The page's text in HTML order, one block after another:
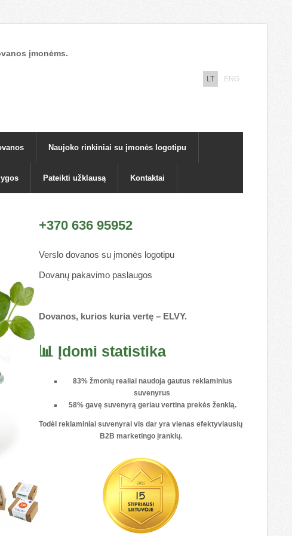
įmonėms.
LT ENG
Naujoko rinkiniai su įmonės logotipu
Pateikti užklausą Kontaktai
+370 636 95952
Verslo dovanos su įmonės logotipu
Dovanų pakavimo paslaugos
Dovanos, kurios kuria vertę – ELVY.
📊 Įdomi statistika
83% žmonių realiai naudoja gautus reklaminius
suvenyrus.
58% gavę suvenyrą geriau vertina prekės ženklą.
Todėl reklaminiai suvenyrai vis dar yra vienasefektyviausių
B2B marketingo įrankių.